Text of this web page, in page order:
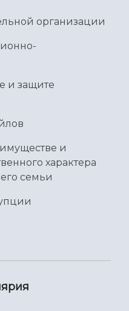
организации
и защите
и
характера
семьи